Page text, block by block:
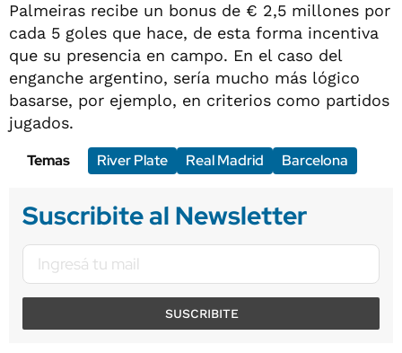
Palmeiras recibe un bonus de € 2,5 millones por
cada 5 goles que hace, de esta forma incentiva
que su presencia en campo. En el caso del
enganche argentino, sería mucho más lógico
basarse, por ejemplo, en criterios como partidos
jugados.
Temas
River Plate Real Madrid Barcelona
Suscribite al Newsletter
SUSCRIBITE